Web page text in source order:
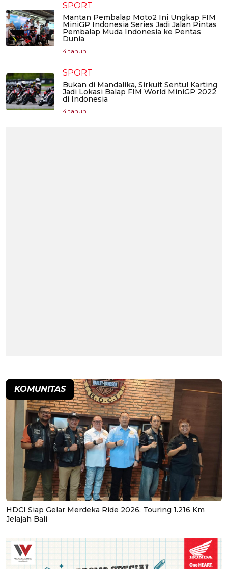
SPORT
Mantan Pembalap Moto2 Ini Ungkap FIM
MiniGP Indonesia Series Jadi Jalan Pintas
Pembalap Muda Indonesia ke Pentas
Dunia
4 tahun
SPORT
Bukan di Mandalika, Sirkuit Sentul Karting
Jadi Lokasi Balap FIM World MiniGP 2022
di Indonesia
4 tahun
KOMUNITAS
HDCI Siap Gelar Merdeka Ride 2026, Touring 1.216 Km
Jelajah Bali